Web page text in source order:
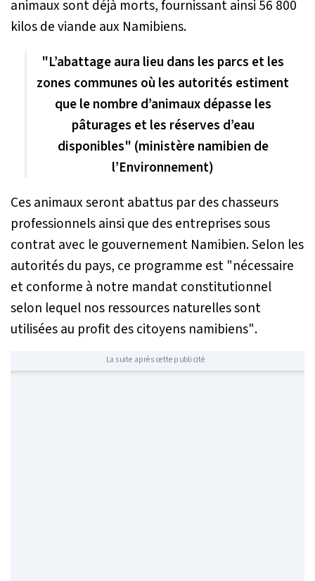
animaux sont déjà morts, fournissant ainsi 56 800
kilos de viande aux Namibiens.
"L’abattage aura lieu dans les parcs et les
zones communes où les autorités estiment
que le nombre d’animaux dépasse les
pâturages et les réserves d’eau
disponibles" (ministère namibien de
l’Environnement)
Ces animaux seront abattus par des chasseurs
professionnels ainsi que des entreprises sous
contrat avec le gouvernement Namibien. Selon les
autorités du pays, ce programme est "nécessaire
et conforme à notre mandat constitutionnel
selon lequel nos ressources naturelles sont
utilisées au profit des citoyens namibiens".
La suite après cette publicité